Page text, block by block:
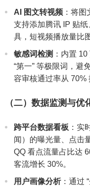
AI 图文转视频 ：将
支持添加腾讯 IP 贴
具，短视频播放量比
敏感词检测 ：内置
“第一” 等极限词，避
容审核通过率从 70%
（二）数据监测与优
跨平台数据看板 ：实
闻）的曝光量、点击
QQ 看点流量占比达
客流增长 30%。
用户画像分析：通过